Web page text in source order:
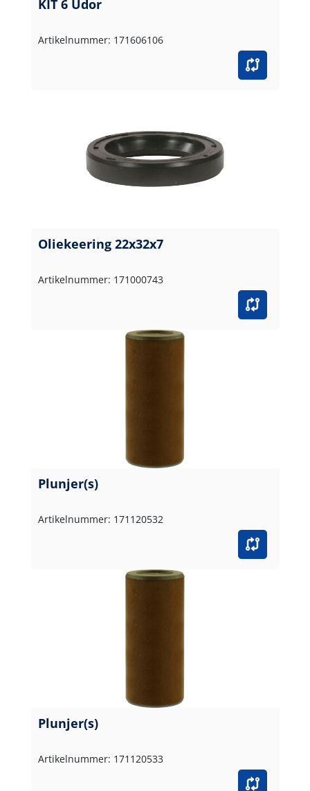
KIT 6 Udor
Artikelnummer: 171606106
Oliekeering 22x32x7
Artikelnummer: 171000743
Plunjer(s)
Artikelnummer: 171120532
Plunjer(s)
Artikelnummer: 171120533